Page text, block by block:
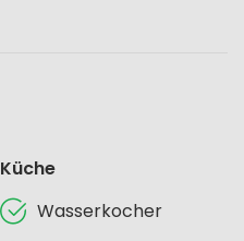
Küche
Wasserkocher